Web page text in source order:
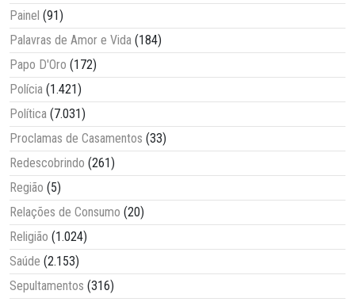
Painel (91)
Palavras de Amor e Vida (184)
Papo D'Oro (172)
Polícia (1.421)
Política (7.031)
Proclamas de Casamentos (33)
Redescobrindo (261)
Região (5)
Relações de Consumo (20)
Religião (1.024)
Saúde (2.153)
Sepultamentos (316)